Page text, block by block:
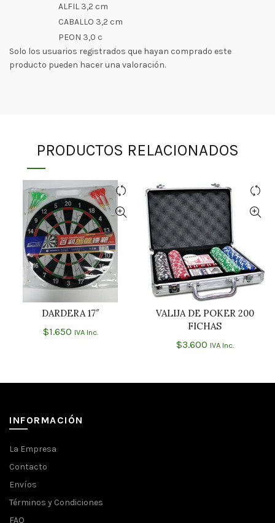
ALFIL 3,2 cm
CABALLO 3,2 cm
PEON 3,0 c
Solo los usuarios registrados que hayan comprado este
producto pueden hacer una valoración.
PRODUCTOS RELACIONADOS
AÑADIR AL CARRITO
DARDERA 17″
$1.650 IVA Inc.
AÑADIR AL CARRITO
VALIJA DE POKER 200
FICHAS
$3.600 IVA Inc.
INFORMACIÓN
La Empresa
Contacto
Envíos
Términos y Condiciones
FAQ